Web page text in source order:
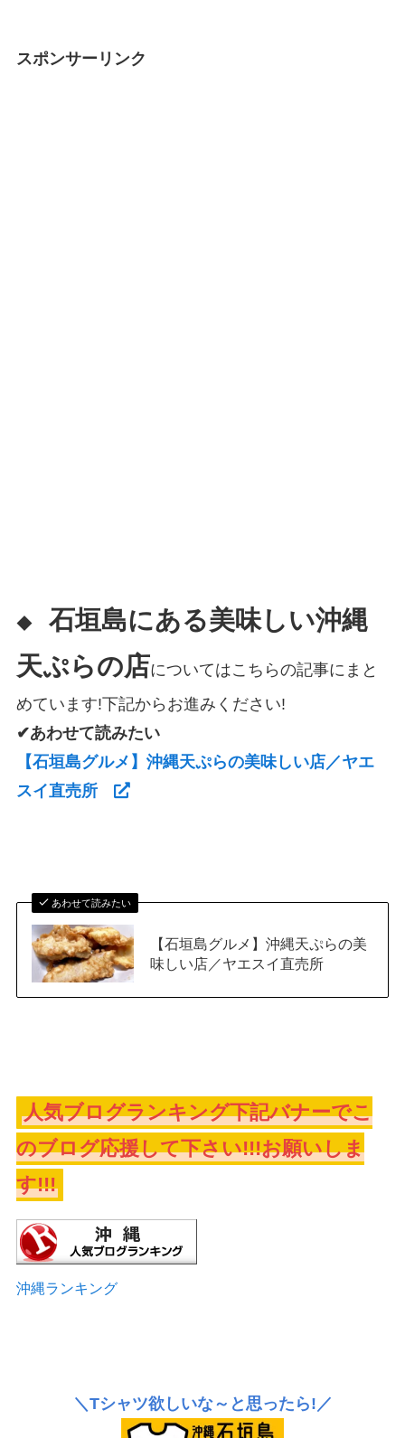
スポンサーリンク
◆ 石垣島にある美味しい沖縄
天ぷらの店についてはこちらの記事にまと
めています!下記からお進みください!
✔あわせて読みたい
【石垣島グルメ】沖縄天ぷらの美味しい店／ヤエ
スイ直売所
あわせて読みたい
【石垣島グルメ】沖縄天ぷらの美
味しい店／ヤエスイ直売所
人気ブログランキング下記バナーでこ
のブログ応援して下さい!!!お願いしま
す!!!
沖縄ランキング
＼Tシャツ欲しいな～と思ったら!／